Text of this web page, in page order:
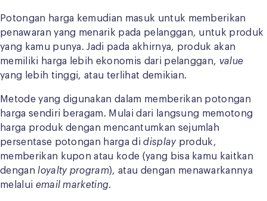
Potongan harga kemudian masuk untuk memberikan
penawaran yang menarik pada pelanggan, untuk produk
yang kamu punya. Jadi pada akhirnya, produk akan
memiliki harga lebih ekonomis dari pelanggan, value
yang lebih tinggi, atau terlihat demikian.
Metode yang digunakan dalam memberikan potongan
harga sendiri beragam. Mulai dari langsung memotong
harga produk dengan mencantumkan sejumlah
persentase potongan harga didisplayproduk,
memberikan kupon atau kode (yang bisa kamu kaitkan
dengan loyalty program), atau dengan menawarkannya
melalui email marketing.